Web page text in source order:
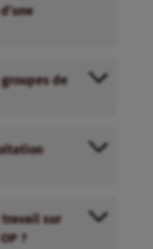
de
travail sur
?